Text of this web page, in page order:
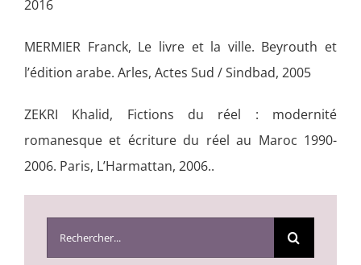
2016
MERMIER Franck, Le livre et la ville. Beyrouth et
l’édition arabe. Arles, Actes Sud / Sindbad, 2005
ZEKRI Khalid, Fictions du réel : modernité
romanesque et écriture du réel au Maroc 1990-
2006. Paris, L’Harmattan, 2006..
Search
for: